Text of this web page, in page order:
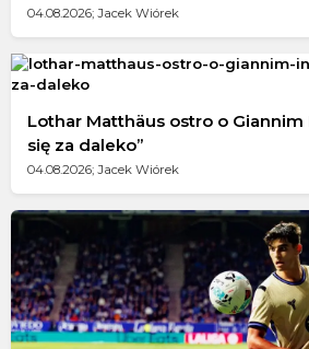
04.08.2026; Jacek Wiórek
Lothar Matthäus ostro o Giannim
się za daleko”
04.08.2026; Jacek Wiórek